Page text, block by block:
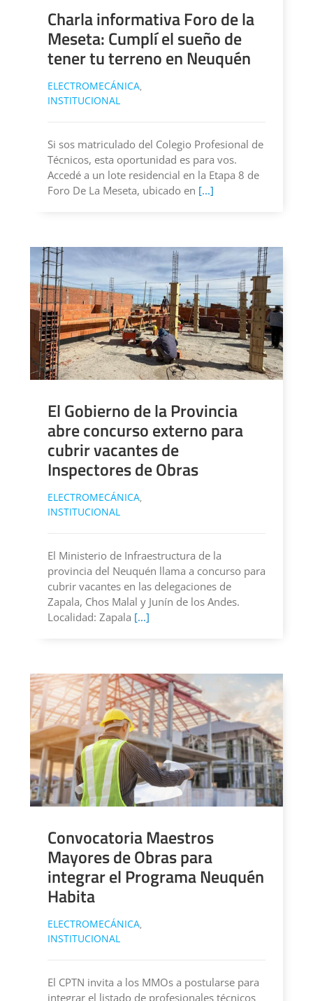
Charla informativa Foro de la
Meseta: Cumplí el sueño de
tener tu terreno en Neuquén
ELECTROMECÁNICA,
INSTITUCIONAL
Si sos matriculado del Colegio Profesional de
Técnicos, esta oportunidad es para vos.
Accedé a un lote residencial en la Etapa 8 de
Foro De La Meseta, ubicado en [...]
El Gobierno de la Provincia
abre concurso externo para
cubrir vacantes de
Inspectores de Obras
ELECTROMECÁNICA,
INSTITUCIONAL
El Ministerio de Infraestructura de la
provincia del Neuquén llama a concurso para
cubrir vacantes en las delegaciones de
Zapala, Chos Malal y Junín de los Andes.
Localidad: Zapala [...]
Convocatoria Maestros
Mayores de Obras para
integrar el Programa Neuquén
Habita
ELECTROMECÁNICA,
INSTITUCIONAL
El CPTN invita a los MMOs a postularse para
integrar el listado de profesionales técnicos